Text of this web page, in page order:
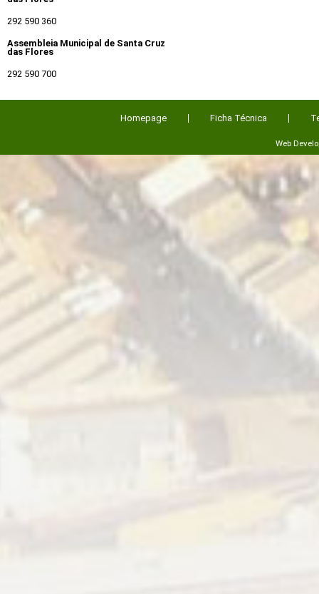
292 590 360
Assembleia Municipal de Santa Cruz
das Flores
292 590 700
Homepage Ficha Técnica
Web